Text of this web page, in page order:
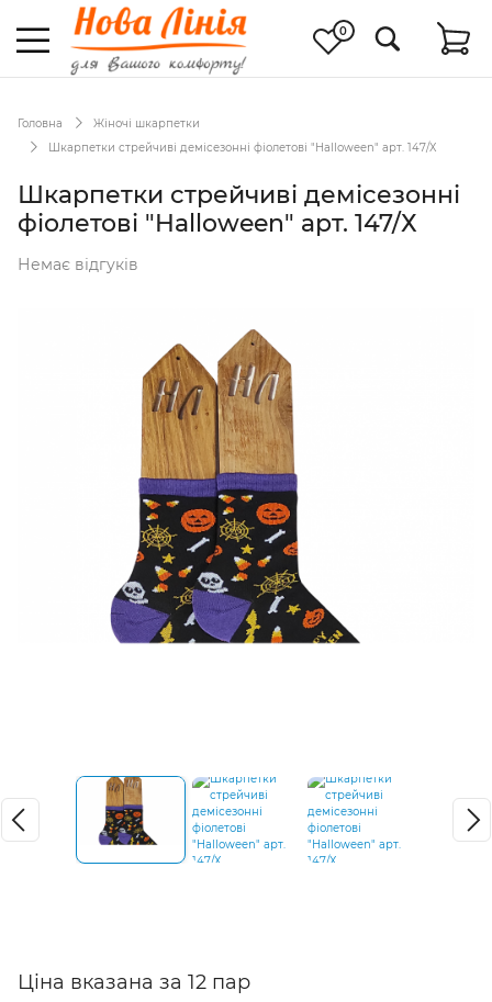
0
Головна
Жіночі шкарпетки
Шкарпетки стрейчиві демісезонні фіолетові "Halloween" арт. 147/Х
Шкарпетки стрейчиві демісезонні
фіолетові "Halloween" арт. 147/Х
Немає відгуків
Ціна вказана за 12 пар